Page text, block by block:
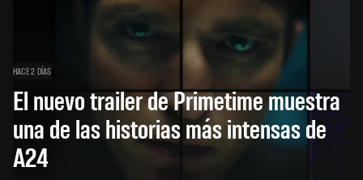
HACE 2 DÍAS
El nuevo trailer de Primetime muestra
una de las historias más intensas de
A24